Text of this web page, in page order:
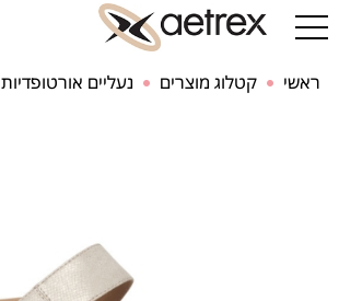
ראשי קטלוג מוצרים נעליים אורטופדיות